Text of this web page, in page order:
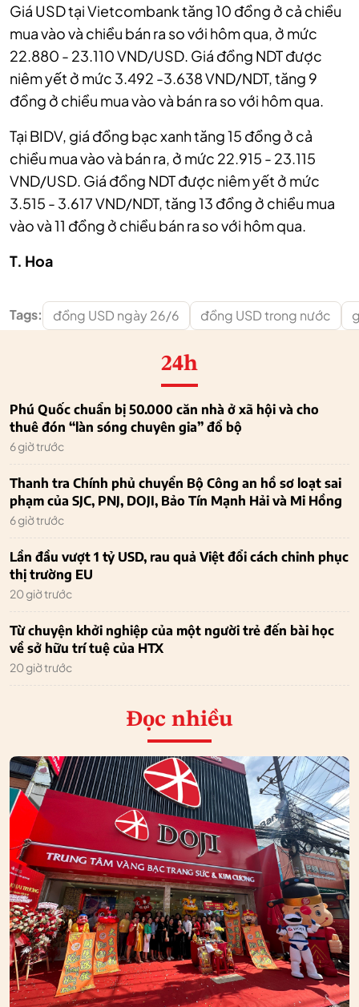
Giá USD tại Vietcombank tăng 10 đồng ở cả chiều
mua vào và chiều bán ra so với hôm qua, ở mức
22.880 - 23.110 VND/USD. Giá đồng NDT được
niêm yết ở mức 3.492 -3.638 VND/NDT, tăng 9
đồng ở chiều mua vào và bán ra so với hôm qua.
Tại BIDV, giá đồng bạc xanh tăng 15 đồng ở cả
chiều mua vào và bán ra, ở mức 22.915 - 23.115
VND/USD. Giá đồng NDT được niêm yết ở mức
3.515 - 3.617 VND/NDT, tăng 13 đồng ở chiều mua
vào và 11 đồng ở chiều bán ra so với hôm qua.
T. Hoa
Tags: đồng USD ngày 26/6 đồng USD trong nước
24h
Phú Quốc chuẩn bị 50.000 căn nhà ở xã hội và cho
thuê đón “làn sóng chuyên gia” đổ bộ
6 giờ trước
Thanh tra Chính phủ chuyển Bộ Công an hồ sơ loạt sai
phạm của SJC, PNJ, DOJI, Bảo Tín Mạnh Hải và Mi Hồng
6 giờ trước
Lần đầu vượt 1 tỷ USD, rau quả Việt đổi cách chinh phục
thị trường EU
20 giờ trước
Từ chuyện khởi nghiệp của một người trẻ đến bài học
về sở hữu trí tuệ của HTX
20 giờ trước
Đọc nhiều